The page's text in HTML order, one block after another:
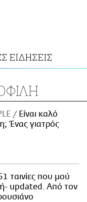
ΕΙΔΗΣΕΙΣ
Είναι καλό
Ένας γιατρός
ταινίες που μού
updated. Aπό τον